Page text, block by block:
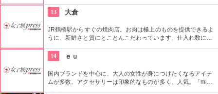
布だしのソフトクリームが好評です。
13 大倉
JR鶴橋駅からすぐの焼肉店。お肉は極上のものを提供できるよ
うに、新鮮さと質にとことんこだわっています。仕入れ数に限
ューをいただくなら、早めの入店を。
14 ｅｕ
国内ブランドを中心に、大人の女性が身につけたくなるアイテ
ムが多数。アクセサリーは印象的なものが多く、人気。「mina